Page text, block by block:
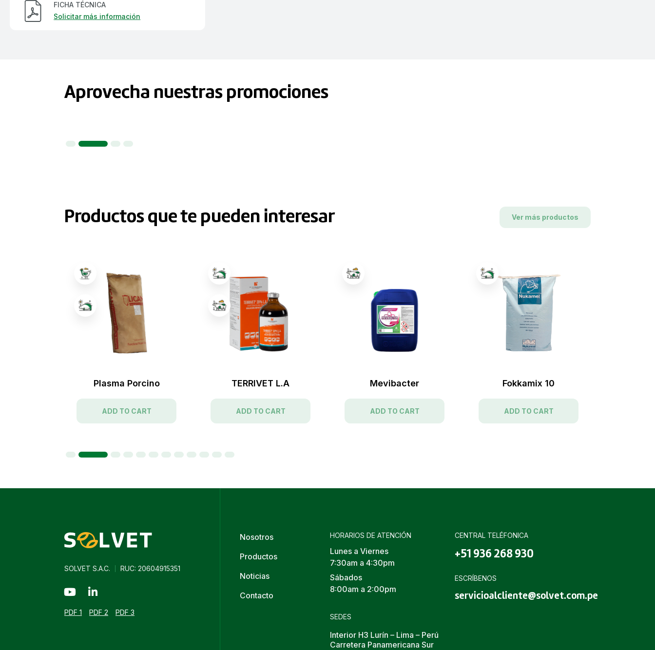
FICHA TÉCNICA
Solicitar más información
Aprovecha nuestras promociones
3 4
Productos que te pueden interesar Ver más productos
Plasma Porcino
ADD TO CART
TERRIVET L.A
ADD TO CART
Mevibacter
ADD TO CART
Fokkamix 10
ADD TO CART
3 4 5 6 7 8 9 10 11 12
SOLVET S.A.C. RUC: 20604915351
PDF 1 PDF 2 PDF 3
Nosotros
Productos
Noticias
Contacto
HORARIOS DE ATENCIÓN
Lunes a Viernes
7:30am a 4:30pm
Sábados
8:00am a 2:00pm
SEDES
Interior H3 Lurín – Lima – Perú
Carretera Panamericana Sur
CENTRAL TELÉFONICA
+51 936 268 930
ESCRÍBENOS
servicioalcliente@solvet.com.pe